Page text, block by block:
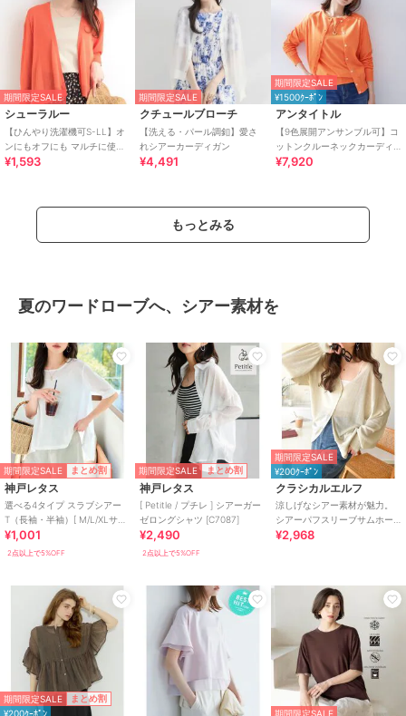
期間限定SALE
シューラルー
【ひんやり洗濯機可S-LL】オ
ンにもオフにも マルチに使え
るボタンレスカーディガン
¥1,593
期間限定SALE
クチュールブローチ
【洗える・パール調釦】愛さ
れシアーカーディガン
¥4,491
期間限定SALE
¥1500ｸｰﾎﾟﾝ
アンタイトル
【9色展開アンサンブル可】コ
ットンクルーネックカーディ
ガン
¥7,920
もっとみる
夏のワードローブへ、シアー素材を
期間限定SALE まとめ割
神戸レタス
選べる4タイプ スラブシアー
T（長袖・半袖）[ M/L/XLサイ
ズ ] [C7325]
¥1,001
2点以上で5%OFF
期間限定SALE まとめ割
神戸レタス
[ Petitle / プチレ ] シアーガー
ゼロングシャツ [C7087]
¥2,490
2点以上で5%OFF
期間限定SALE
¥200ｸｰﾎﾟﾝ
クラシカルエルフ
涼しげなシアー素材が魅力。
シアーパフスリーブサムホー
ルVネックニットカーディガン
¥2,968
期間限定SALE まとめ割
¥200ｸｰﾎﾟﾝ 期間限定SALE